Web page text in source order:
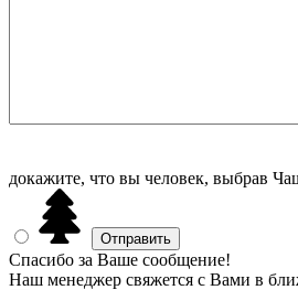
докажите, что вы человек, выбрав
Спасибо за Ваше сообщение!
Наш менеджер свяжется с Вами в